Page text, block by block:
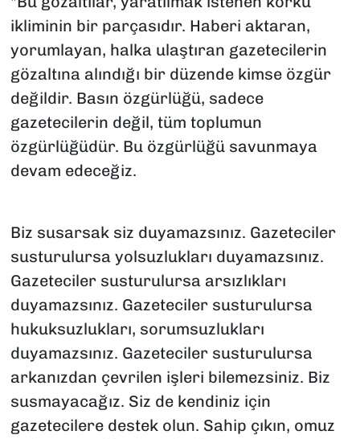
ikliminin bir parçasıdır. Haberi aktaran,
yorumlayan, halka ulaştıran gazetecilerin
gözaltına alındığı bir düzende kimse özgür
değildir. Basın özgürlüğü, sadece
gazetecilerin değil, tüm toplumun
özgürlüğüdür. Bu özgürlüğü savunmaya
devam edeceğiz.
Biz susarsak siz duyamazsınız. Gazeteciler
susturulursa yolsuzlukları duyamazsınız.
Gazeteciler susturulursa arsızlıkları
duyamazsınız. Gazeteciler susturulursa
hukuksuzlukları, sorumsuzlukları
duyamazsınız. Gazeteciler susturulursa
arkanızdan çevrilen işleri bilemezsiniz. Biz
susmayacağız. Siz de kendiniz için
gazetecilere destek olun. Sahip çıkın, omuz